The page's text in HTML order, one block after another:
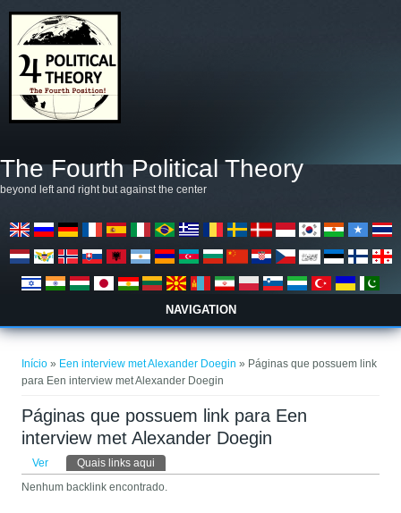
The Fourth Political Theory
beyond left and right but against the center
NAVIGATION
Início » Een interview met Alexander Doegin » Páginas que possuem link
para Een interview met Alexander Doegin
Páginas que possuem link para Een
interview met Alexander Doegin
Abas primárias
Ver Quais links aqui
Nenhum backlink encontrado.